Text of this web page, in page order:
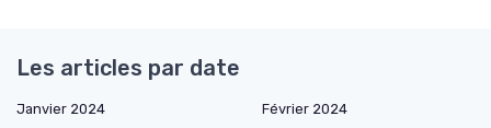
Les articles par date
Janvier 2024
Février 2024